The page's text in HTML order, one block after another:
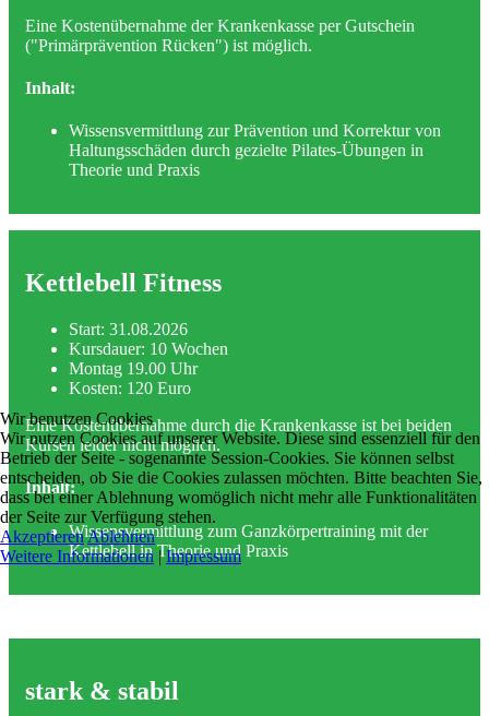
Eine Kostenübernahme der Krankenkasse per Gutschein
("Primärprävention Rücken") ist möglich.
Inhalt:
Wissensvermittlung zur Prävention und Korrektur von
Haltungsschäden durch gezielte Pilates-Übungen in
Theorie und Praxis
Kettlebell Fitness
Start: 31.08.2026
Kursdauer: 10 Wochen
Montag 19.00 Uhr
Kosten: 120 Euro
Eine Kostenübernahme durch die Krankenkasse ist bei beiden
Kursen leider nicht möglich.
Inhalt:
Wissensvermittlung zum Ganzkörpertraining mit der
Kettlebell in Theorie und Praxis
stark & stabil
Wir benutzen Cookies
Wir nutzen Cookies auf unserer Website. Diese sind essenziell für den
Betrieb der Seite - sogenannte Session-Cookies. Sie können selbst
entscheiden, ob Sie die Cookies zulassen möchten. Bitte beachten Sie,
dass bei einer Ablehnung womöglich nicht mehr alle Funktionalitäten
der Seite zur Verfügung stehen.
Akzeptieren Ablehnen
Weitere Informationen |Impressum